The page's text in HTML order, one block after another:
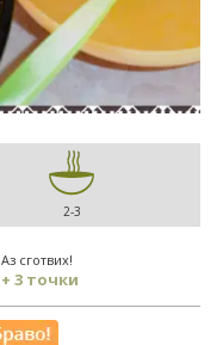
2-3
Аз сготвих!
+ 3 точки